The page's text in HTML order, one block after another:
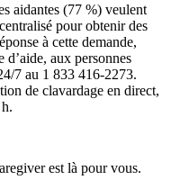
aidantes (77 %) veulent
pour obtenir des
à cette demande,
aux personnes
7 au 1 833 416-2273.
de clavardage en direct,
est là pour vous.